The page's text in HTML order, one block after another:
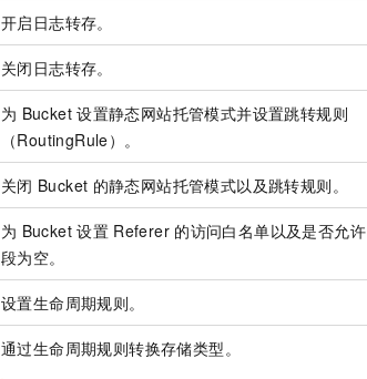
开启日志转存。
关闭日志转存。
为 Bucket 设置静态网站托管模式并设置跳转规则
（RoutingRule）。
关闭 Bucket 的静态网站托管模式以及跳转规则。
为 Bucket 设置 Referer 的访问白名单以及是否允许
段为空。
设置生命周期规则。
通过生命周期规则转换存储类型。